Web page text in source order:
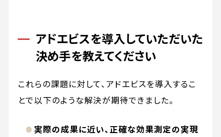
アドエビスを導入していただいた
決め手を教えてください
これらの課題に対して、アドエビスを導入するこ
とで以下のような解決が期待できました。
実際の成果に近い、正確な効果測定の実現